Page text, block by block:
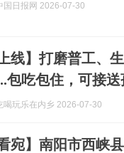
国日报网 2026-07-30
线】打磨普工、
包吃包住，可接送
喝玩乐在内乡 2026-07-30
宛】南阳市西峡